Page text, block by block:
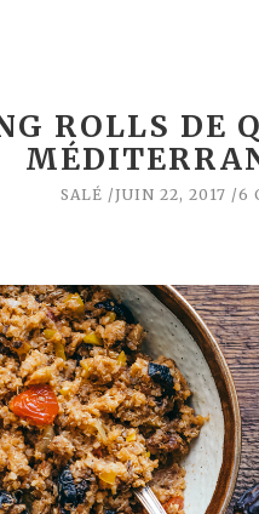
ROLLS DE
SALÉ JUIN 22, 2017 6